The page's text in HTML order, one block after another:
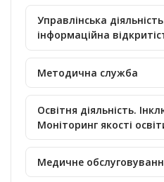
Управлінська
інформаційна
Методична служба
Освітня діяльність.
Моніторинг якості
Медичне